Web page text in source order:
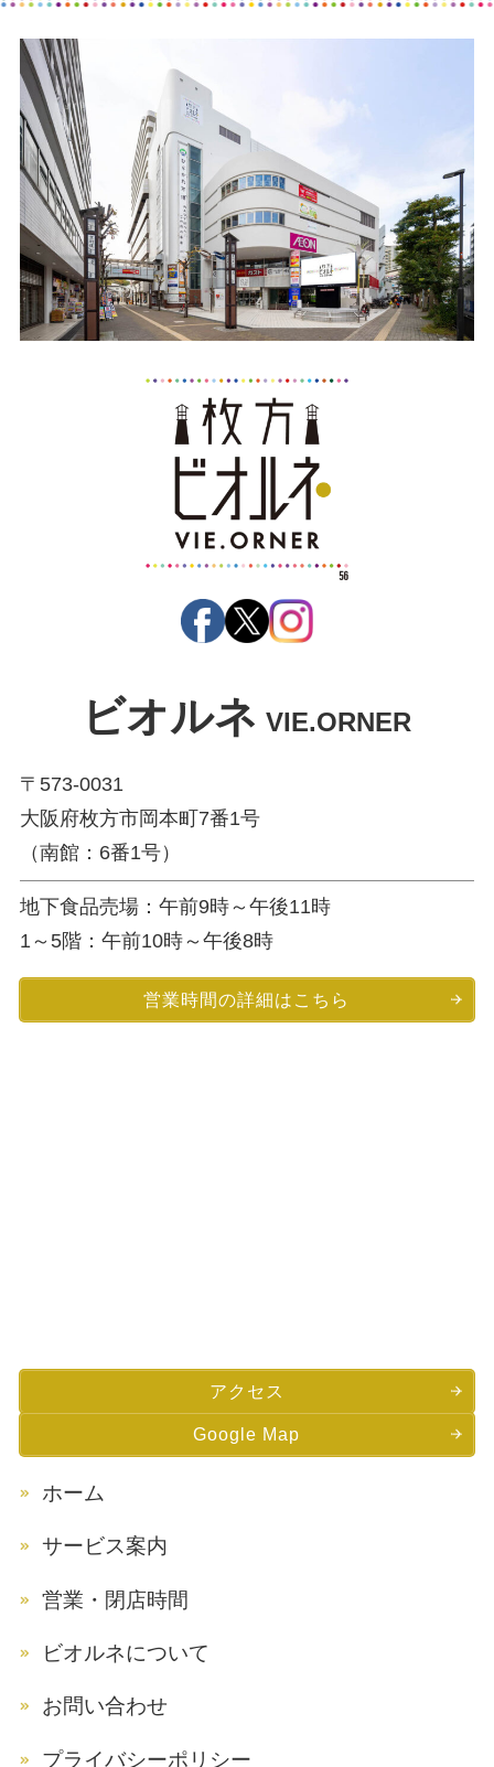
ビオルネ VIE.ORNER
〒573-0031
大阪府枚方市岡本町7番1号
（南館：6番1号）
地下食品売場：午前9時～午後11時
1～5階：午前10時～午後8時
営業時間の詳細はこちら
アクセス
Google Map
ホーム
サービス案内
営業・閉店時間
ビオルネについて
お問い合わせ
プライバシーポリシー